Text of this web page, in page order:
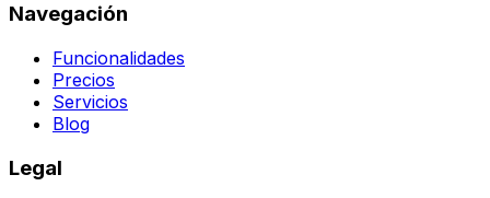
Navegación
Funcionalidades
Precios
Servicios
Blog
Legal